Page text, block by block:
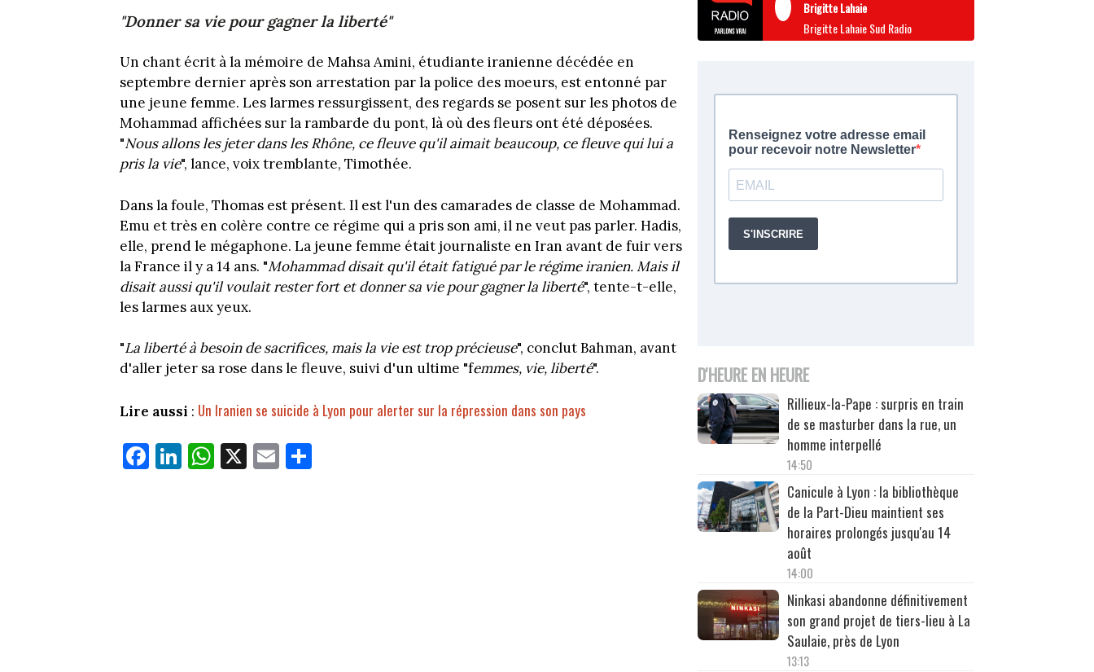
"Donner sa vie pour gagner la liberté"
Un chant écrit à la mémoire de Mahsa Amini, étudiante iranienne décédée en
septembre dernier après son arrestation par la police des moeurs, est entonné par
une jeune femme. Les larmes ressurgissent, des regards se posent sur les photos de
Mohammad affichées sur la rambarde du pont, là où des fleurs ont été déposées.
"Nous allons les jeter dans les Rhône, ce fleuve qu'il aimait beaucoup, ce fleuve qui lui a
pris la vie", lance, voix tremblante, Timothée.
Dans la foule, Thomas est présent. Il est l'un des camarades de classe de Mohammad.
Emu et très en colère contre ce régime qui a pris son ami, il ne veut pas parler. Hadis,
elle, prend le mégaphone. La jeune femme était journaliste en Iran avant de fuir vers
la France il y a 14 ans. "Mohammad disait qu'il était fatigué par le régime iranien. Mais il
disait aussi qu'il voulait rester fort et donner sa vie pour gagner la liberté", tente-t-elle,
les larmes aux yeux.
"La liberté à besoin de sacrifices, mais la vie est trop précieuse", conclut Bahman, avant
d'aller jeter sa rose dans le fleuve, suivi d'un ultime "femmes, vie, liberté".
Lire aussi : Un Iranien se suicide à Lyon pour alerter sur la répression dans son pays
Fa
ce
Li
nk
W
ha
X E
m
Brigitte Lahaie
Brigitte Lahaie Sud Radio
D'HEURE EN HEURE
Rillieux-la-Pape : surpris en train
de se masturber dans la rue, un
homme interpellé
14:50
Canicule à Lyon : la bibliothèque
de la Part-Dieu maintient ses
horaires prolongés jusqu'au 14
août
14:00
Ninkasi abandonne définitivement
son grand projet de tiers-lieu à La
Saulaie, près de Lyon
13:13